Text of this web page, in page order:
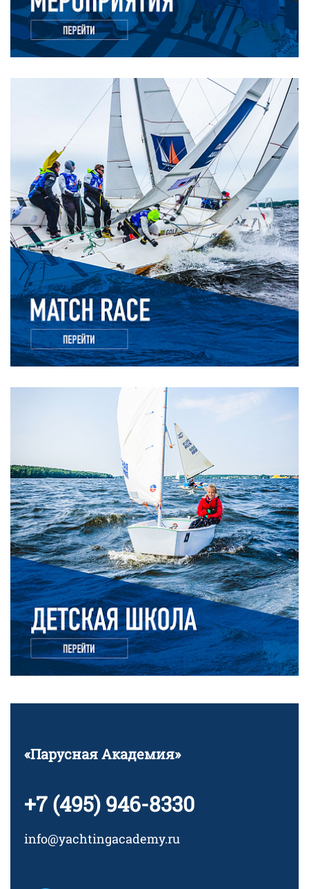
«Парусная Академия»
+7 (495) 946-8330
info@yachtingacademy.ru